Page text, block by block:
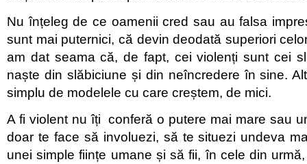
Nu înțeleg de ce oamenii cred sau au falsa
sunt mai puternici, că devin deodată superiori
am dat seama că, de fapt, cei violenți sunt cei
naște din slăbiciune și din neîncredere în sine.
simplu de modelele cu care creștem, de mici.
A fi violent nu îți conferă o putere mai mare sau
doar te face să involuezi, să te situezi undeva
unei simple ființe umane și să fii, în cele din